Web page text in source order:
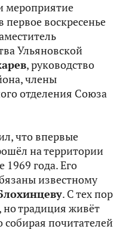
мероприятие
воскресенье
Ульяновской
, руководство
члены
отделения Союза
что впервые
на территории
1969 года. Его
известному
. С тех пор
традиция живёт
собирая почитателей